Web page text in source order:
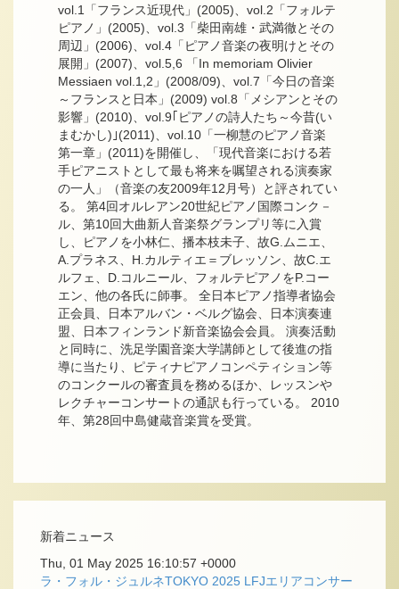
vol.1「フランス近現代」(2005)、vol.2「フォルテ
ピアノ」(2005)、vol.3「柴田南雄・武満徹とその
周辺」(2006)、vol.4「ピアノ音楽の夜明けとその
展開」(2007)、vol.5,6 「In memoriam Olivier
Messiaen vol.1,2」(2008/09)、vol.7「今日の音楽
～フランスと日本」(2009) vol.8「メシアンとその
影響」(2010)、vol.9｢ピアノの詩人たち～今昔(い
まむかし)｣(2011)、vol.10「一柳慧のピアノ音楽
第一章」(2011)を開催し、「現代音楽における若
手ピアニストとして最も将来を嘱望される演奏家
の一人」（音楽の友2009年12月号）と評されてい
る。 第4回オルレアン20世紀ピアノ国際コンク－
ル、第10回大曲新人音楽祭グランプリ等に入賞
し、ピアノを小林仁、播本枝未子、故G.ムニエ、
A.プラネス、H.カルティエ＝ブレッソン、故C.エ
ルフェ、D.コルニール、フォルテピアノをP.コー
エン、他の各氏に師事。 全日本ピアノ指導者協会
正会員、日本アルバン・ベルグ協会、日本演奏連
盟、日本フィンランド新音楽協会会員。 演奏活動
と同時に、洗足学園音楽大学講師として後進の指
導に当たり、ピティナピアノコンペティション等
のコンクールの審査員を務めるほか、レッスンや
レクチャーコンサートの通訳も行っている。 2010
年、第28回中島健蔵音楽賞を受賞。
新着ニュース
Thu, 01 May 2025 16:10:57 +0000
ラ・フォル・ジュルネTOKYO 2025 LFJエリアコンサー